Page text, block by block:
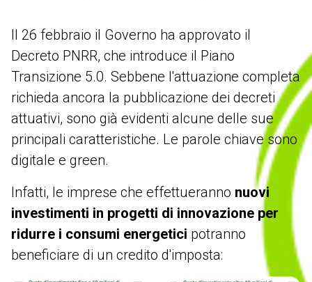
Il 26 febbraio il Governo ha approvato il
Decreto PNRR, che introduce il Piano
Transizione 5.0. Sebbene l'attuazione completa
richieda ancora la pubblicazione dei decreti
attuativi, sono già evidenti alcune delle sue
principali caratteristiche. Le parole chiave sono
digitale e green.
Infatti, le imprese che effettueranno nuovi
investimenti in progetti di innovazione per
ridurre i consumi energetici potranno
beneficiare di un credito d'imposta: